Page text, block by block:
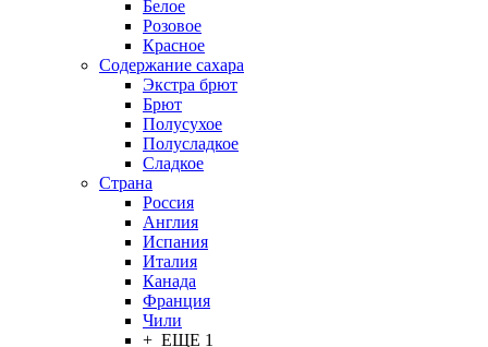
Белое
Розовое
Красное
Содержание сахара
Экстра брют
Брют
Полусухое
Полусладкое
Сладкое
Страна
Россия
Англия
Испания
Италия
Канада
Франция
Чили
+ ЕЩЕ 1